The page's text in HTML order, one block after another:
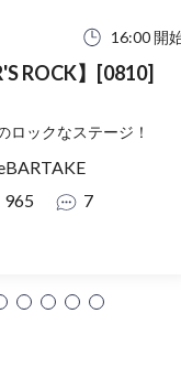
16:00 開
ROCK】[0810]
ロックなステージ！
965 7